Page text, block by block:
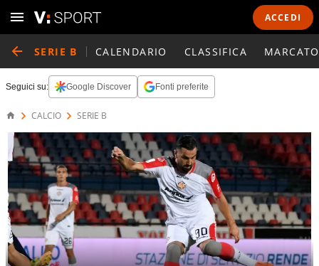
ACCEDI
SERIE B CALENDARIO CLASSIFICA
Seguici su: Google Discover Fonti preferite
CALCIO SERIE B